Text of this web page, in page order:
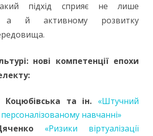
підхід сприяє не лише
а й активному розвитку
нові компетенції епохи
Коцюбівська та ін. «Штучний
персоналізованому навчанні»
«Ризики віртуалізації